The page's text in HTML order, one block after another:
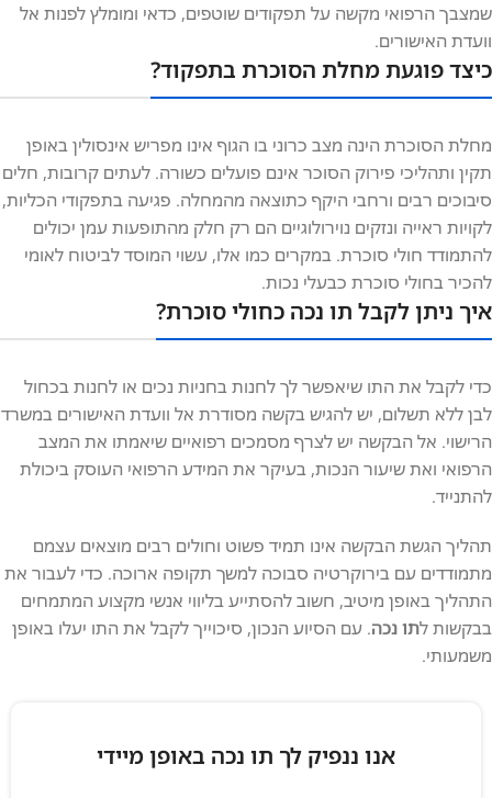
שמצבך הרפואי מקשה על תפקודים שוטפים, כדאי ומומלץ לפנות אל
וועדת האישורים.
כיצד פוגעת מחלת הסוכרת בתפקוד?
מחלת הסוכרת הינה מצב כרוני בו הגוף אינו מפריש אינסולין באופן
תקין ותהליכי פירוק הסוכר אינם פועלים כשורה. לעתים קרובות, חלים
סיבוכים רבים ורחבי היקף כתוצאה מהמחלה. פגיעה בתפקודי הכליות,
לקויות ראייה ונזקים נוירולוגיים הם רק חלק מהתופעות עמן יכולים
להתמודד חולי סוכרת. במקרים כמו אלו, עשוי המוסד לביטוח לאומי
להכיר בחולי סוכרת כבעלי נכות.
איך ניתן לקבל תו נכה כחולי סוכרת?
כדי לקבל את התו שיאפשר לך לחנות בחניות נכים או לחנות בכחול
לבן ללא תשלום, יש להגיש בקשה מסודרת אל וועדת האישורים במשרד
הרישוי. אל הבקשה יש לצרף מסמכים רפואיים שיאמתו את המצב
הרפואי ואת שיעור הנכות, בעיקר את המידע הרפואי העוסק ביכולת
להתנייד.
תהליך הגשת הבקשה אינו תמיד פשוט וחולים רבים מוצאים עצמם
מתמודדים עם בירוקרטיה סבוכה למשך תקופה ארוכה. כדי לעבור את
התהליך באופן מיטיב, חשוב להסתייע בליווי אנשי מקצוע המתמחים
בבקשות לתו נכה. עם הסיוע הנכון, סיכוייך לקבל את התו יעלו באופן
משמעותי.
אנו ננפיק לך תו נכה באופן מיידי